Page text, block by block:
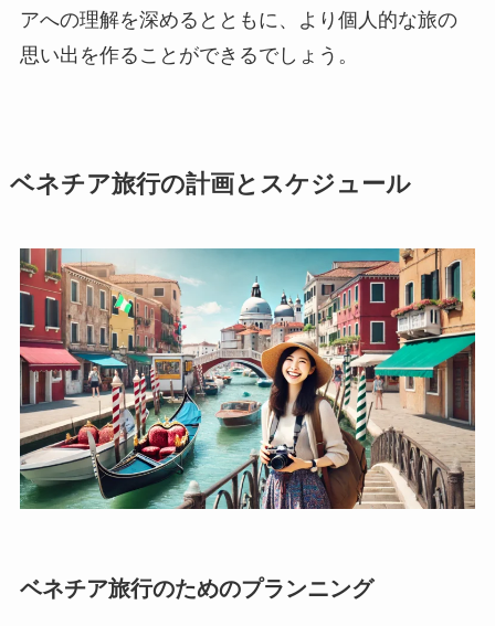
アへの理解を深めるとともに、より個人的な旅の
思い出を作ることができるでしょう。
ベネチア旅行の計画とスケジュール
ベネチア旅行のためのプランニング